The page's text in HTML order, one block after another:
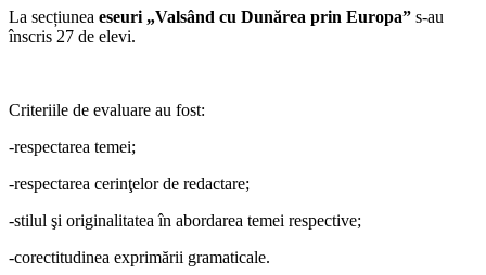
La secțiunea eseuri „Valsând cu Dunărea prin Europa” s-au
înscris 27 de elevi.
Criteriile de evaluare au fost:
-respectarea temei;
-respectarea cerinţelor de redactare;
-stilul şi originalitatea în abordarea temei respective;
-corectitudinea exprimării gramaticale.